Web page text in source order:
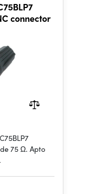
connector
75 Ω. Apto